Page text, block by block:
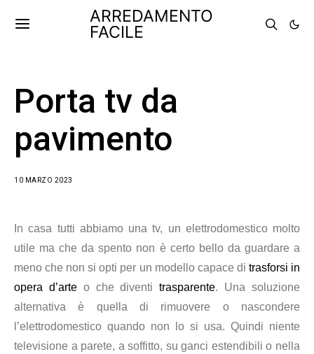
ARREDAMENTO
FACILE
Porta tv da
pavimento
10 MARZO 2023
In casa tutti abbiamo una tv, un elettrodomestico molto
utile ma che da spento non è certo bello da guardare a
meno che non si opti per un modello capace di trasforsi in
opera d’arteo che diventitrasparente. Una soluzione
alternativa è quella di rimuovere o nascondere
l’elettrodomestico quando non lo si usa. Quindi niente
televisione a parete, a soffitto, su ganci estendibili o nella